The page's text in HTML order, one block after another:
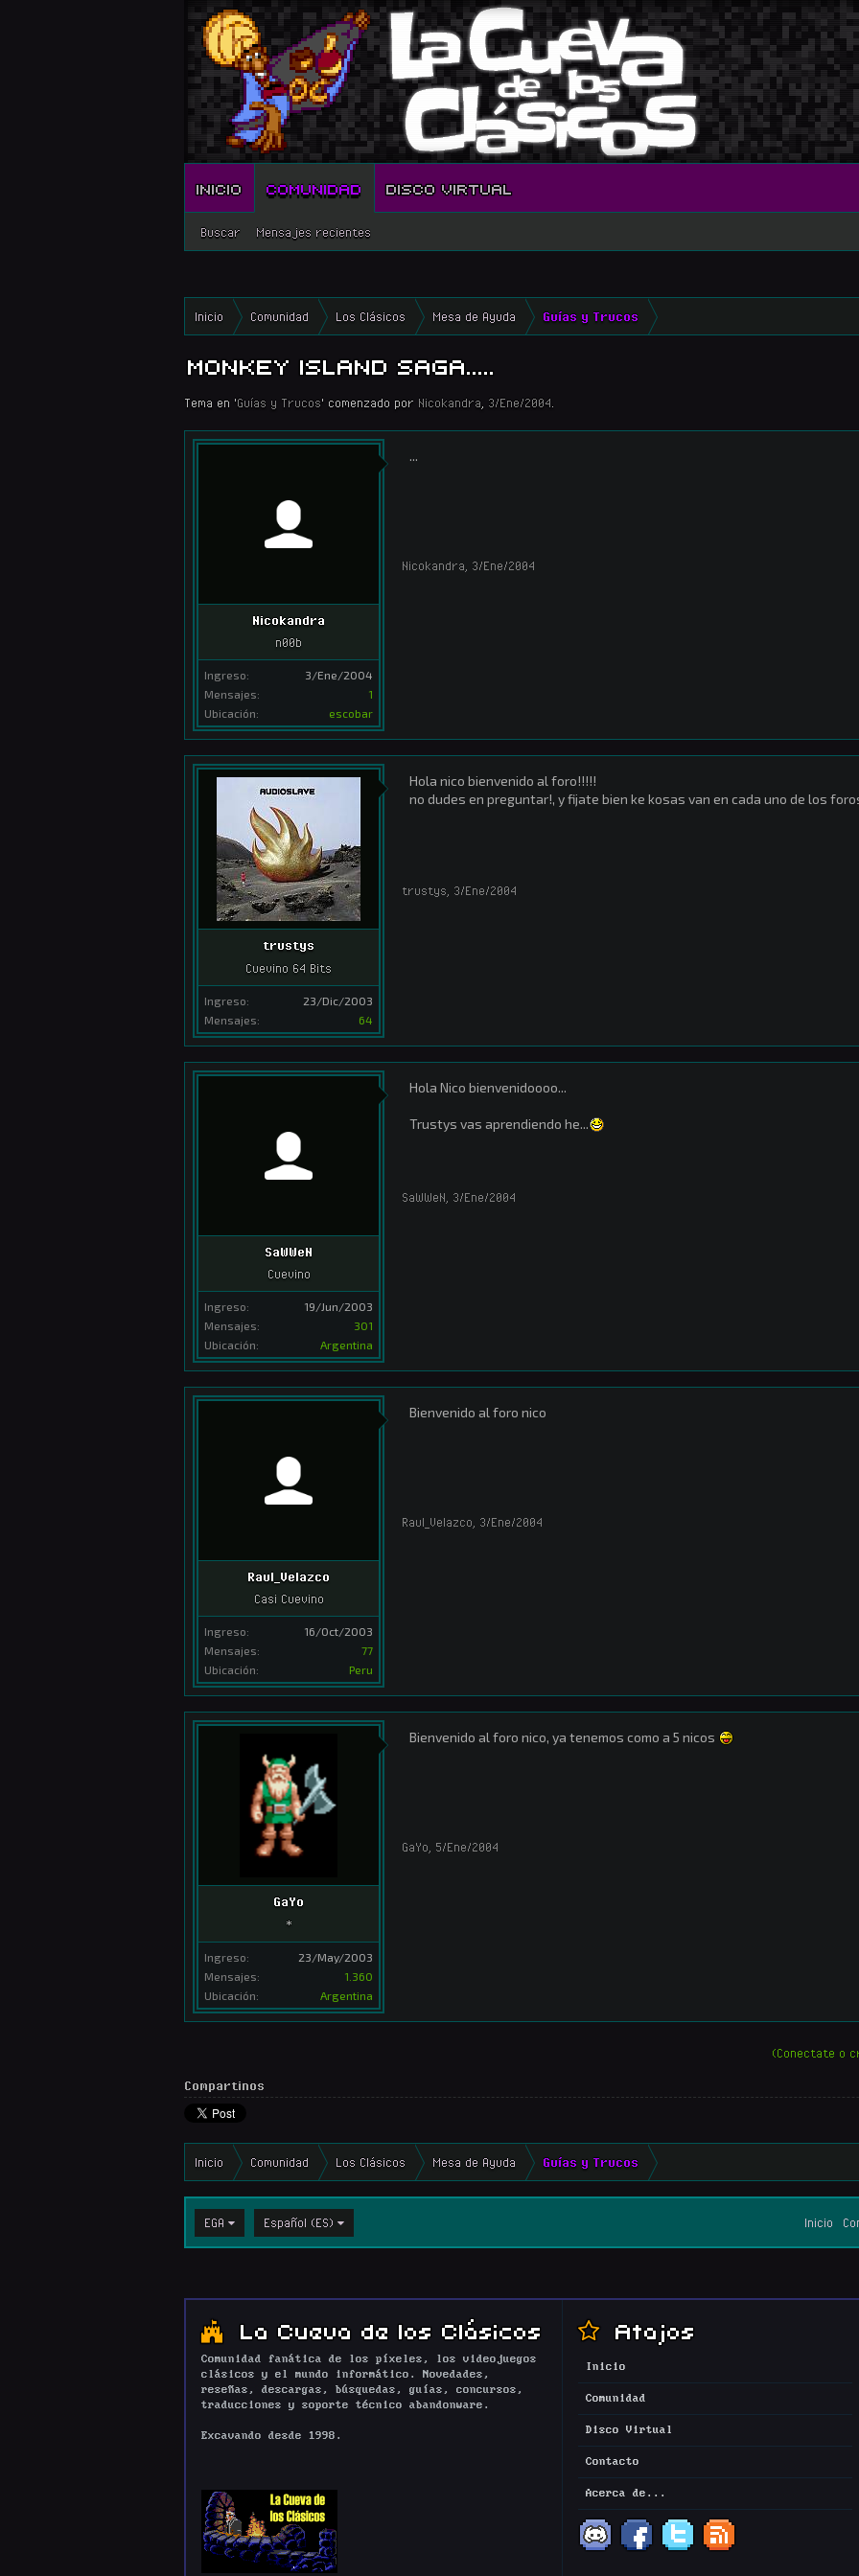
INICIO COMUNIDAD
Buscar Mensajes recientes
DISCO VIRTUAL
Inicio Comunidad Los Clásicos Mesa de Ayuda Guías y Trucos
MONKEY ISLAND SAGA.....
Tema en 'Guías y Trucos' comenzado por Nicokandra 3/Ene/2004
Nicokandra
n00b
Ingreso:
3/Ene/2004
Mensajes:
1
Ubicación:
escobar
...
Nicokandra 3/Ene/2004
trustys
Cuevino 64 Bits
Ingreso:
23/Dic/2003
Mensajes:
64
Hola nico bienvenido al foro!!!!!
no dudes en preguntar!, y fijate bien ke kosas van en cada uno de los
trustys, 3/Ene/2004
SaWWeN
Cuevino
Ingreso:
19/Jun/2003
Mensajes:
301
Ubicación:
Argentina
Hola Nico bienvenidoooo...
Trustys vas aprendiendo he...
SaWWeN 3/Ene/2004
Raul_Velazco
Casi Cuevino
Ingreso:
16/Oct/2003
Mensajes:
77
Ubicación:
Peru
Bienvenido al foro nico
Raul_Velazco 3/Ene/2004
GaYo
*
Ingreso:
23/May/2003
Mensajes:
1.360
Ubicación:
Argentina
Bienvenido al foro nico, ya tenemos como a 5 nicos
GaYo, 5/Ene/2004
(Conectate o
Compartinos
Inicio Comunidad Los Clásicos Mesa de Ayuda Guías y Trucos
EGA Español (ES) Inicio
La Cueva de los Clásicos
Comunidad fanática de los píxeles, los videojuegos
clásicos y el mundo informático. Novedades,
reseñas, descargas, búsquedas, guías, concursos,
traducciones y soporte técnico abandonware.
Excavando desde 1998.
Atajos
Inicio
Comunidad
Disco Virtual
Contacto
Acerca de...